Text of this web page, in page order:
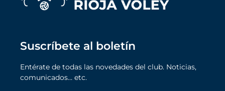
Suscríbete al boletín
Entérate de todas las novedades del club. Noticias,
comunicados… etc.